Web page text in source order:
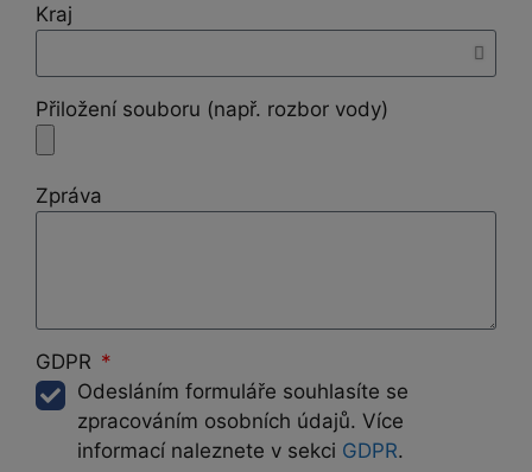
Kraj
Přiložení souboru (např. rozbor vody)
Zpráva
GDPR
Odesláním formuláře souhlasíte se
zpracováním osobních údajů. Více
informací naleznete v sekci GDPR.